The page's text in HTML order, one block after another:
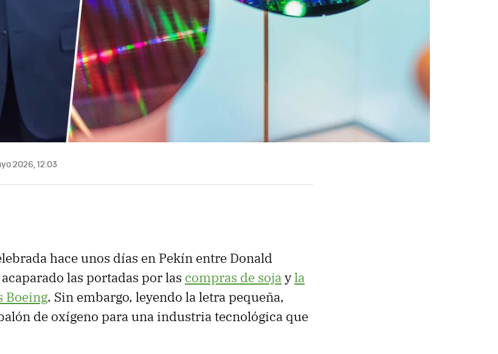
2026, 12:03
hace unos días en Pekín entre Donald
las portadas por las compras de sojayla
Boeing. Sin embargo, leyendo la letra pequeña,
de oxígeno para una industria tecnológica que